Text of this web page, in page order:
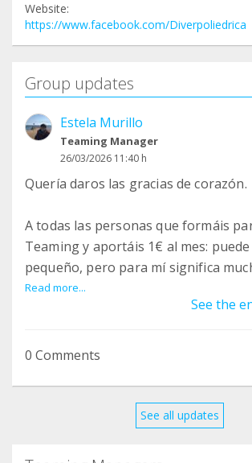
Website:
https://www.facebook.com/Diverpoliedrica
Group updates
Estela Murillo
Teaming Manager
26/03/2026 11:40 h
Quería daros las gracias de corazón.
A todas las personas que formáis
Teaming y aportáis 1€ al mes:
pequeño, pero para mí significa
formando parte directa de mi día a día.
que necesito para poder vivir mi
más básico hasta lo más importante.
comunicación y en todo lo que
Read more...
See the
0 Comments
See all updates